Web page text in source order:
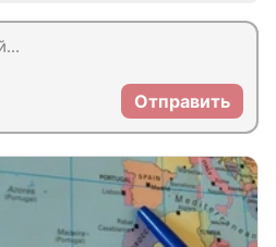
Отправить